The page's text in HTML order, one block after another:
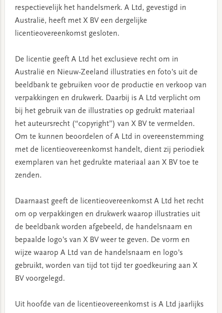
respectievelijk het handelsmerk. A Ltd, gevestigd in
Australië, heeft met X BV een dergelijke
licentieovereenkomst gesloten.
De licentie geeft A Ltd het exclusieve recht om in
Australië en Nieuw-Zeeland illustraties en foto’s uit de
beeldbank te gebruiken voor de productie en verkoop van
verpakkingen en drukwerk. Daarbij is A Ltd verplicht om
bij het gebruik van de illustraties op gedrukt materiaal
het auteursrecht (“copyright”) van X BV te vermelden.
Om te kunnen beoordelen of A Ltd in overeenstemming
met de licentieovereenkomst handelt, dient zij periodiek
exemplaren van het gedrukte materiaal aan X BV toe te
zenden.
Daarnaast geeft de licentieovereenkomst A Ltd het recht
om op verpakkingen en drukwerk waarop illustraties uit
de beeldbank worden afgebeeld, de handelsnaam en
bepaalde logo’s van X BV weer te geven. De vorm en
wijze waarop A Ltd van de handelsnaam en logo’s
gebruikt, worden van tijd tot tijd ter goedkeuring aan X
BV voorgelegd.
Uit hoofde van de licentieovereenkomst is A Ltd jaarlijks